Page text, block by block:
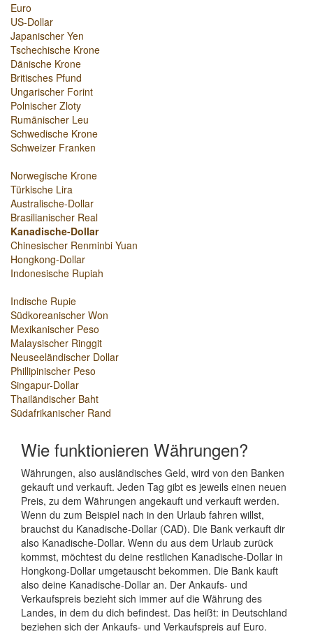
Euro
US-Dollar
Japanischer Yen
Tschechische Krone
Dänische Krone
Britisches Pfund
Ungarischer Forint
Polnischer Zloty
Rumänischer Leu
Schwedische Krone
Schweizer Franken
Norwegische Krone
Türkische Lira
Australische-Dollar
Brasilianischer Real
Kanadische-Dollar
Chinesischer Renminbi Yuan
Hongkong-Dollar
Indonesische Rupiah
Indische Rupie
Südkoreanischer Won
Mexikanischer Peso
Malaysischer Ringgit
Neuseeländischer Dollar
Phillipinischer Peso
Singapur-Dollar
Thailändischer Baht
Südafrikanischer Rand
Wie funktionieren Währungen?
Währungen, also ausländisches Geld, wird von den Banken
gekauft und verkauft. Jeden Tag gibt es jeweils einen neuen
Preis, zu dem Währungen angekauft und verkauft werden.
Wenn du zum Beispiel nach in den Urlaub fahren willst,
brauchst du Kanadische-Dollar (CAD). Die Bank verkauft dir
also Kanadische-Dollar. Wenn du aus dem Urlaub zurück
kommst, möchtest du deine restlichen Kanadische-Dollar in
Hongkong-Dollar umgetauscht bekommen. Die Bank kauft
also deine Kanadische-Dollar an. Der Ankaufs- und
Verkaufspreis bezieht sich immer auf die Währung des
Landes, in dem du dich befindest. Das heißt: in Deutschland
beziehen sich der Ankaufs- und Verkaufspreis auf Euro.